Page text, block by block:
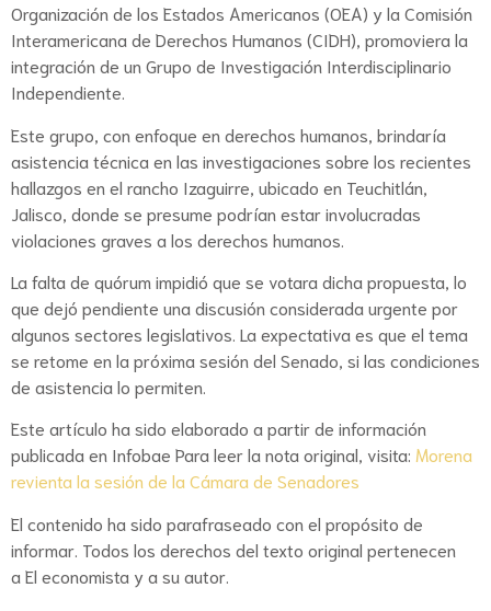
Organización de los Estados Americanos (OEA) y la Comisión
Interamericana de Derechos Humanos (CIDH), promoviera la
integración de un Grupo de Investigación Interdisciplinario
Independiente.
Este grupo, con enfoque en derechos humanos, brindaría
asistencia técnica en las investigaciones sobre los recientes
hallazgos en el rancho Izaguirre, ubicado en Teuchitlán,
Jalisco, donde se presume podrían estar involucradas
violaciones graves a los derechos humanos.
La falta de quórum impidió que se votara dicha propuesta, lo
que dejó pendiente una discusión considerada urgente por
algunos sectores legislativos. La expectativa es que el tema
se retome en la próxima sesión del Senado, si las condiciones
de asistencia lo permiten.
Este artículo ha sido elaborado a partir de información
publicada en Infobae Para leer la nota original, visita: Morena
revienta la sesión de la Cámara de Senadores
El contenido ha sido parafraseado con el propósito de
informar. Todos los derechos del texto original pertenecen
a El economista y a su autor.